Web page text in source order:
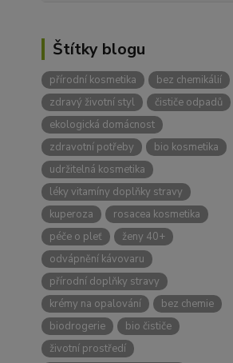
Štítky blogu
přírodní kosmetika
bez chemikálií
zdravý životní styl
čističe odpadů
ekologická domácnost
zdravotní potřeby
bio kosmetika
udržitelná kosmetika
léky vitamíny doplňky stravy
kuperoza
rosacea kosmetika
péče o pleť
ženy 40+
odvápnění kávovaru
přírodní doplňky stravy
krémy na opalování
bez chemie
biodrogerie
bio čističe
životní prostředí